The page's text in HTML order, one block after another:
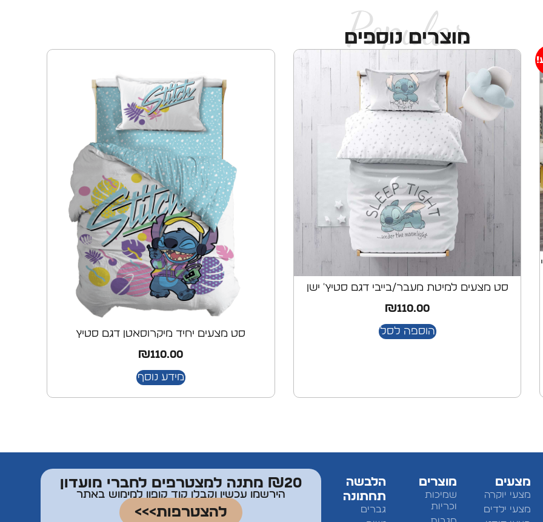
Popular
מוצרים נוספים
סט מצעים למיטת מעבר/בייבי דגם סטיץ' ישן
₪110.00
הוספה לסל
סט מצעים יחיד מיקרוסאטן דגם סטיץ
₪110.00
מידע נוסף
מצעים
מצעי יוקרה
מצעי ילדים
מוצרים
שמיכות
וכריות
הלבשה
תחתונה
גברים
₪20 מתנה למצטרפים לחברי מועדון
הירשמו עכשיו וקבלו קוד קופון למימוש באתר
להצטרפות>>>